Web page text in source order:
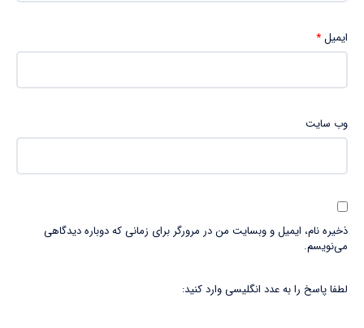
ایمیل*
وب‌ سایت
ذخیره نام، ایمیل و وبسایت من در مرورگر برای زمانی که دوباره دیدگاهی
می‌نویسم.
لطفا پاسخ را به عدد انگلیسی وارد کنید: